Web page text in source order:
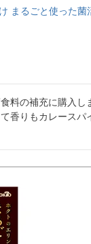
まるごと使った菌
料の補充に購入し
香りもカレースパ